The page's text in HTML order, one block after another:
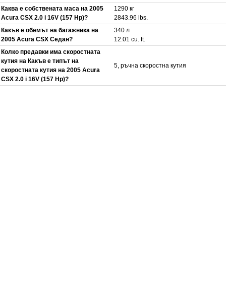
Каква е собствената маса на 2005
Acura CSX 2.0 i 16V (157 Hp)?
1290 кг
2843.96 lbs.
Какъв е обемът на багажника на
2005 Acura CSX Седан?
340 л
12.01 cu. ft.
Колко предавки има скоростната
кутия на Какъв е типът на
скоростната кутия на 2005 Acura
CSX 2.0 i 16V (157 Hp)?
5, ръчна скоростна кутия